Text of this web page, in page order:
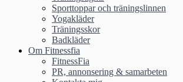
Sporttoppar och träningslinnen
Yogakläder
Träningsskor
Badkläder
Om Fitnessfia
FitnessFia
PR, annonsering & samarbeten